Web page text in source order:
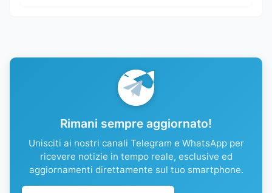
Rimani sempre aggiornato!
Unisciti ai nostri canali Telegram e WhatsApp per
ricevere notizie in tempo reale, esclusive ed
aggiornamenti direttamente sul tuo smartphone.